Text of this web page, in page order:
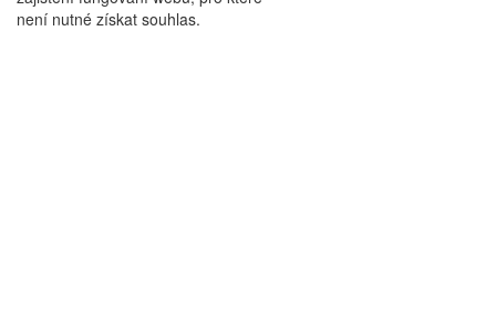
není nutné získat souhlas.